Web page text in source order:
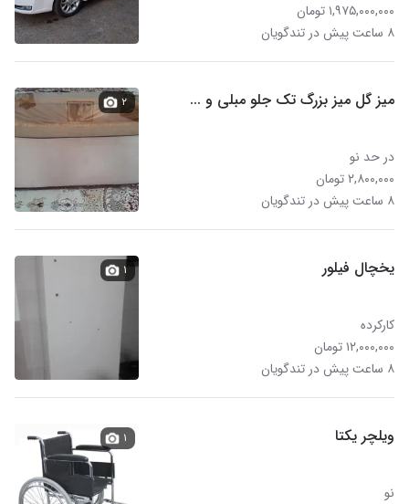
۱,۹۷۵,۰۰۰,۰۰۰ تومان
۸ ساعت پیش در تندگویان
میز گل میز بزرگ تک جلو مبلی و .‌..
در حد نو
۲,۸۰۰,۰۰۰ تومان
۸ ساعت پیش در تندگویان
۲
یخچال فیلور
کارکرده
۱۲,۰۰۰,۰۰۰ تومان
۸ ساعت پیش در تندگویان
۱
ویلچر یکتا
نو
۱